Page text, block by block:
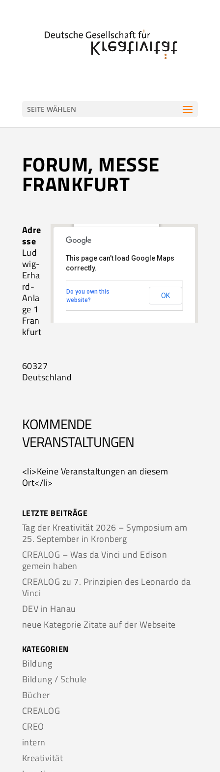
SEITE WÄHLEN
FORUM, MESSE
FRANKFURT
Frankfurt
Ludwig-Erhard-Anlage 1 -
Frankfurt
This page can't load Google Maps
correctly.
Do you own this
website?
OK
Adre
sse
Lud
wig-
Erha
rd-
Anla
ge 1
Fran
kfurt
60327
Deutschland
KOMMENDE
VERANSTALTUNGEN
<li>Keine Veranstaltungen an diesem
Ort</li>
LETZTE BEITRÄGE
Tag der Kreativität 2026 – Symposium am
25. September in Kronberg
CREALOG – Was da Vinci und Edison
gemein haben
CREALOG zu 7. Prinzipien des Leonardo da
Vinci
DEV in Hanau
neue Kategorie Zitate auf der Webseite
KATEGORIEN
Bildung
Bildung / Schule
Bücher
CREALOG
CREO
intern
Kreativität